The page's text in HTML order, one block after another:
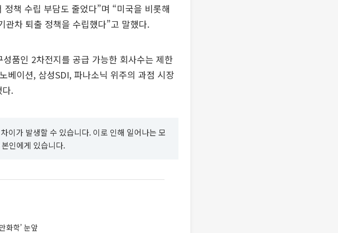
책 수립 부담도 줄었다”며 “미국을 비롯해
차 퇴출 정책을 수립했다”고 말했다.
품인 2차전지를 공급 가능한 회사수는 제한
베이션, 삼성SDI, 파나소닉 위주의 과점 시장
.
이가 발생할 수 있습니다. 이로 인해 일어나는 모
인에게 있습니다.
화학’ 눈앞